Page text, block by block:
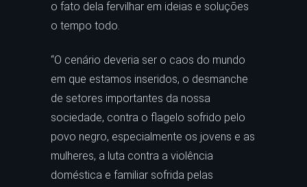
o fato dela fervilhar em ideias e soluções
o tempo todo.
“O cenário deveria ser o caos do mundo
em que estamos inseridos, o desmanche
de setores importantes da nossa
sociedade, contra o flagelo sofrido pelo
povo negro, especialmente os jovens e as
mulheres, a luta contra a violência
doméstica e familiar sofrida pelas